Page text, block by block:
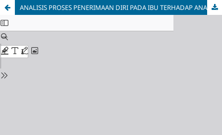
ANALISIS PROSES PENERIMAAN DIRI PADA IBU TERHADAP ANAK DOWN SYNDROME